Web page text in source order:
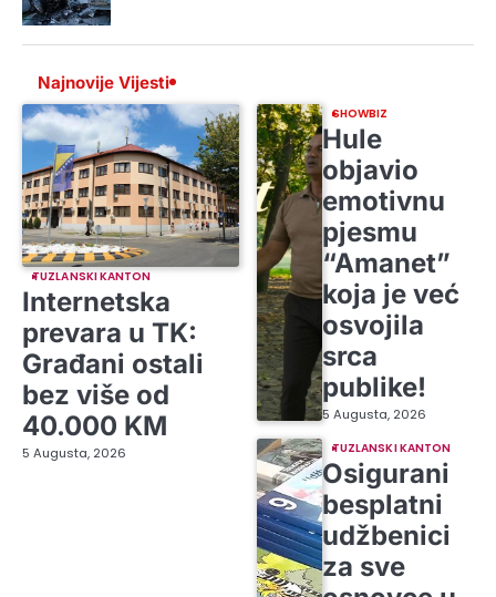
Najnovije Vijesti
TUZLANSKI KANTON
Internetska
prevara u TK:
Građani ostali
bez više od
40.000 KM
5 Augusta, 2026
SHOWBIZ
Hule
objavio
emotivnu
pjesmu
“Amanet”
koja je već
osvojila
srca
publike!
5 Augusta, 2026
TUZLANSKI KANTON
Osigurani
besplatni
udžbenici
za sve